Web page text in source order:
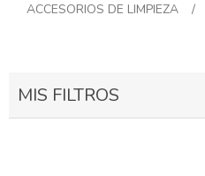
ACCESORIOS DE LIMPIEZA
/
MIS FILTROS